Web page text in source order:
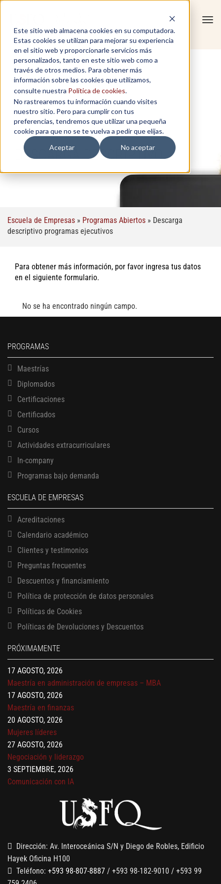
Este sitio web almacena cookies en su computadora.
Estas cookies se utilizan para mejorar su experiencia
en el sitio web y proporcionarle servicios más
personalizados, tanto en este sitio web como a
través de otros medios. Para obtener más
información sobre las cookies que utilizamos,
consulte nuestra Política de cookies.
No rastrearemos tu información cuando visites
nuestro sitio. Pero para cumplir con tus
preferencias, tendremos que utilizar una pequeña
cookie para que no se te vuelva a pedir que elijas.
Aceptar
No aceptar
DESCARGA DESCRIPTIVO
Escuela de Empresas » Programas Abiertos » Descarga
descriptivo programas ejecutivos
Para obtener más información, por favor ingresa tus datos
en el siguiente formulario.
No se ha encontrado ningún campo.
PROGRAMAS
Maestrías
Diplomados
Certificaciones
Certificados
Cursos
Actividades extracurriculares
In-company
Programas bajo demanda
ESCUELA DE EMPRESAS
Acreditaciones
Calendario académico
Clientes y testimonios
Preguntas frecuentes
Descuentos y financiamiento
Política de protección de datos personales
Políticas de Cookies
Políticas de Devoluciones y Descuentos
PRÓXIMAMENTE
13 AGOSTO, 2026
17 AGOSTO, 2026
Gerencia de empresas familiares
17 AGOSTO, 2026
Maestría en administración de empresas – MBA
17 AGOSTO, 2026
Maestría en finanzas
20 AGOSTO, 2026
Mujeres líderes
27 AGOSTO, 2026
Negociación y liderazgo
3 SEPTIEMBRE, 2026
Comunicación con IA
Gobernanza de datos
13 AGOSTO, 2026
Finanzas para no financieros
Dirección: Av. Interoceánica S/N y Diego de Robles, Edificio
Hayek Oficina H100
Teléfono: +593 98-807-8887 / +593 98-182-9010 / +593 99